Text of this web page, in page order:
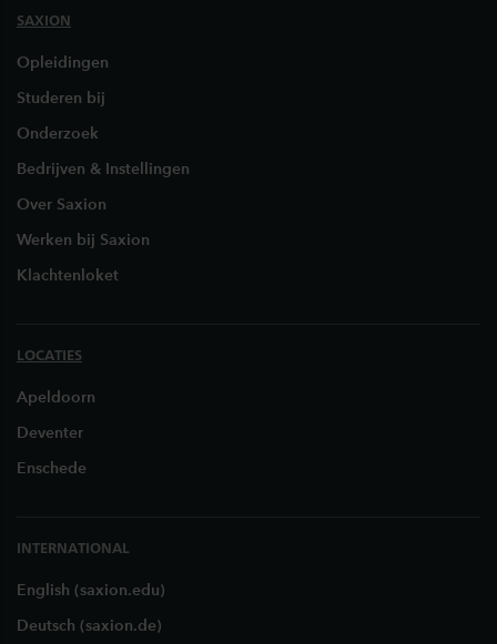
SAXION
Opleidingen
Studeren bij
Onderzoek
Bedrijven & Instellingen
Over Saxion
Werken bij Saxion
Klachtenloket
LOCATIES
Apeldoorn
Deventer
Enschede
INTERNATIONAL
English (saxion.edu)
Deutsch (saxion.de)